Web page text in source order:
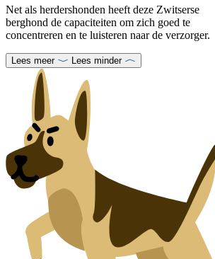
Net als herdershonden heeft deze Zwitserse
berghond de capaciteiten om zich goed te
concentreren en te luisteren naar de verzorger.
Lees meer Lees minder